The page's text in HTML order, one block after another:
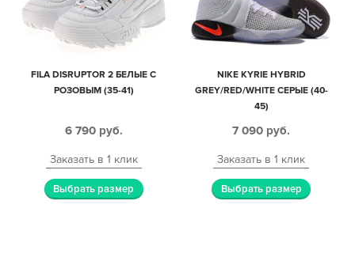
FILA DISRUPTOR 2 БЕЛЫЕ С
РОЗОВЫМ (35-41)
6 790 руб.
Заказать в 1 клик
Выбрать размер
NIKE KYRIE HYBRID
GREY/RED/WHITE СЕРЫЕ (40-
45)
7 090 руб.
Заказать в 1 клик
Выбрать размер